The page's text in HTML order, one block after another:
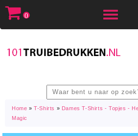
Toggle
0
Home »T-Shirts » Dames T-Shirts - Topjes -
Magic